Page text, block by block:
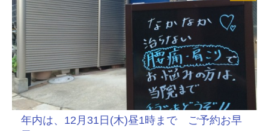
年内は、12月31日(木)昼1時まで ご予約お早